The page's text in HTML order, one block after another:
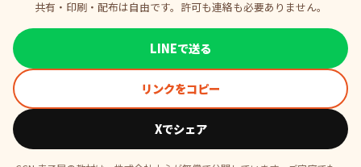
共有・印刷・配布は自由です。許可も連絡も必要ありません。
LINEで送る
リンクをコピー
Xでシェア